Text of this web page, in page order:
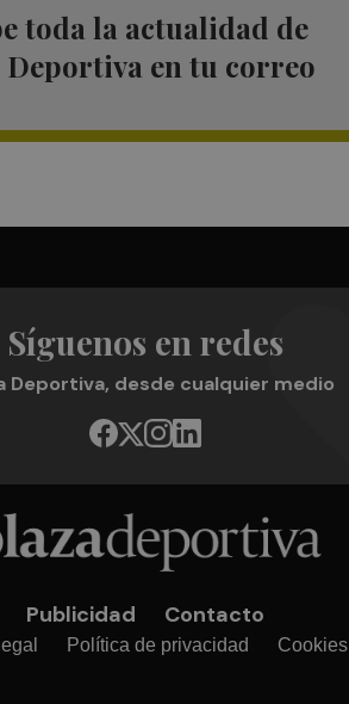
toda la actualidad de
Deportiva en tu correo
Síguenos en redes
Deportiva, desde cualquier medio
Publicidad Contacto
Política de privacidad Cookies